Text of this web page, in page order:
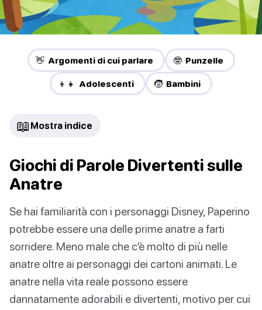
👋 Argomenti di cui parlare 🤓 Punzelle
👦👧 Adolescenti 🧒 Bambini
📖 Mostra indice
Giochi di Parole Divertenti sulle
Anatre
Se hai familiarità con i personaggi Disney, Paperino
potrebbe essere una delle prime anatre a farti
sorridere. Meno male che c’è molto di più nelle
anatre oltre ai personaggi dei cartoni animati. Le
anatre nella vita reale possono essere
dannatamente adorabili e divertenti, motivo per cui